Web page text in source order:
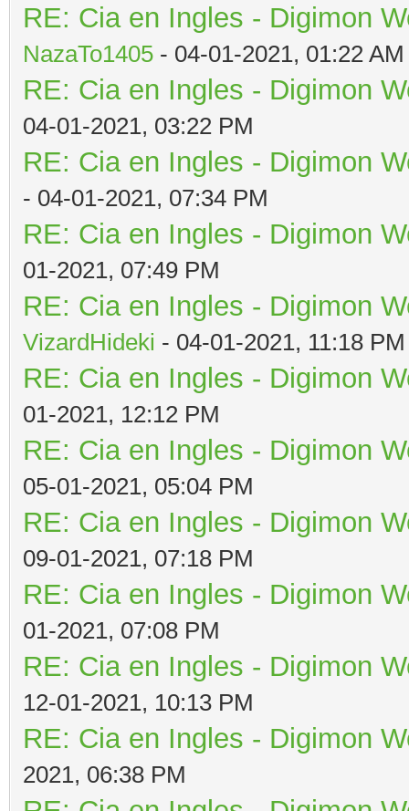
RE: Cia en Ingles - Digimon
NazaTo1405 - 04-01-2021, 01:22 AM
RE: Cia en Ingles - Digimon
04-01-2021, 03:22 PM
RE: Cia en Ingles - Digimon
- 04-01-2021, 07:34 PM
RE: Cia en Ingles - Digimon
01-2021, 07:49 PM
RE: Cia en Ingles - Digimon
VizardHideki - 04-01-2021, 11:18 PM
RE: Cia en Ingles - Digimon
01-2021, 12:12 PM
RE: Cia en Ingles - Digimon
05-01-2021, 05:04 PM
RE: Cia en Ingles - Digimon
09-01-2021, 07:18 PM
RE: Cia en Ingles - Digimon
01-2021, 07:08 PM
RE: Cia en Ingles - Digimon
12-01-2021, 10:13 PM
RE: Cia en Ingles - Digimon
2021, 06:38 PM